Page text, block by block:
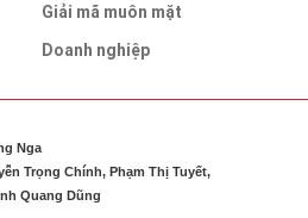
Giải mã muôn mặt
Doanh nghiệp
Nga
Trọng Chính, Phạm Thị Tuyết,
Quang Dũng